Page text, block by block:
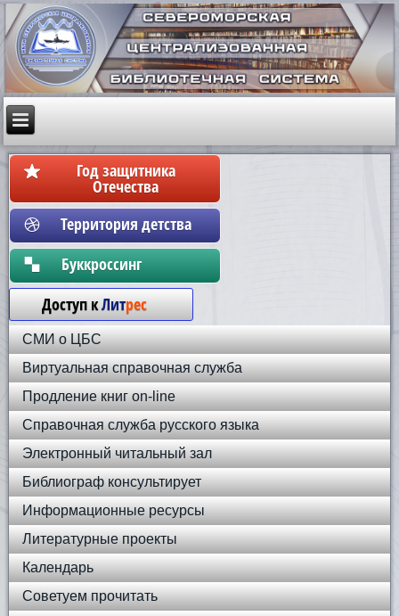
Год защитника
Отечества
Территория детства
Бyккpoccинг
Доступ кЛитрес
СМИ о ЦБС
Виртуальная справочная служба
Продление книг on-line
Справочная служба русского языка
Электронный читальный зал
Библиограф консультирует
Информационные ресурсы
Литературные проекты
Календарь
Советуем прочитать